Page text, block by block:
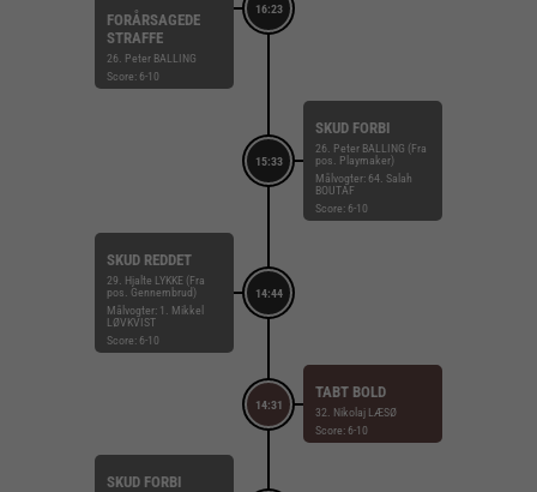
16:23
FORÅRSAGEDE
STRAFFE
26. Peter BALLING
Score: 6-10
15:33
SKUD FORBI
26. Peter BALLING (Fra
pos. Playmaker)
Målvogter: 64. Salah
BOUTAF
Score: 6-10
14:44
SKUD REDDET
29. Hjalte LYKKE (Fra
pos. Gennembrud)
Målvogter: 1. Mikkel
LØVKVIST
Score: 6-10
14:31
TABT BOLD
32. Nikolaj LÆSØ
Score: 6-10
SKUD FORBI